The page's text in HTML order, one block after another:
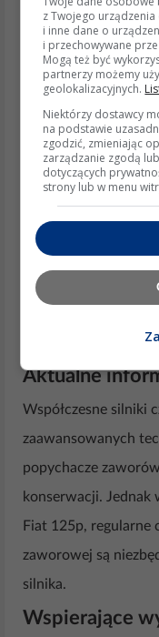
Klawiatura
przenoszą ruch
Zanieczyszczenia
nieprawidłowej
przypadkach może
Praktyczne
Czyszczenie
regularnej
który jest starszym
zużycia
Aktualne
Współczesne silniki
zaawansowanych
popychacze
konserwacji. Jednak
Fiat 125p, regularne
zaworowej są
silnika.
Wspierające
z Twojego
i inne dane o
i przechowywane
Mogą też być
partnerzy możemy
geolokalizacyjnych.
Niektórzy dostawcy
na podstawie
zgodzić, zmieniając
zarządzanie zgodą
dotyczących
strony lub w menu